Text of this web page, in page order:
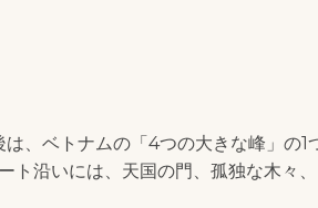
、ベトナムの「4つの大きな峰」の1
沿いには、天国の門、孤独な木々、